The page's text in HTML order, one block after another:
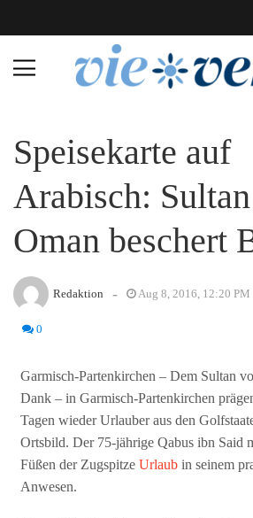
Speisekarte auf
Arabisch:
Oman beschert
Redaktion - Aug 8, 2016, 12:20 PM
0
Garmisch-Partenkirchen – Dem Sultan
Dank – in Garmisch-Partenkirchen
Tagen wieder Urlauber aus den
Ortsbild. Der 75-jährige Qabus ibn Said
Füßen der ZugspitzeUrlaub in seinem
Anwesen.